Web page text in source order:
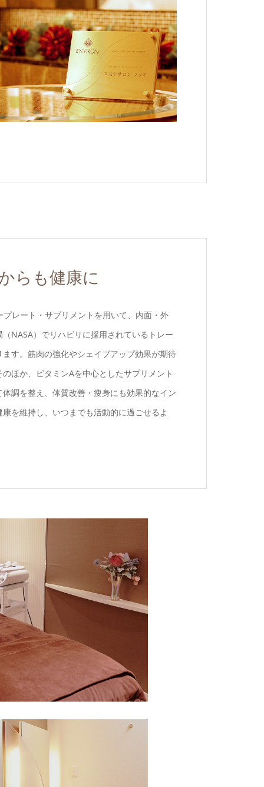
らも健康に
レート・サプリメントを用いて、内面・外
NASA）でリハビリに採用されているトレー
す。筋肉の強化やシェイプアップ効果が期待
ほか、ビタミンAを中心としたサプリメント
調を整え、体質改善・痩身にも効果的なイン
を維持し、いつまでも活動的に過ごせるよ